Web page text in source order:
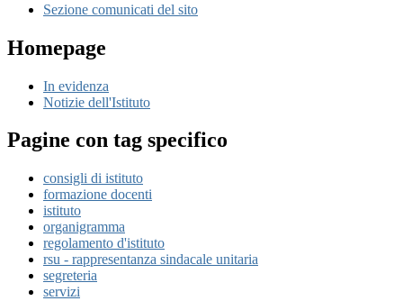
Sezione comunicati del sito
Homepage
In evidenza
Notizie dell'Istituto
Pagine con tag specifico
consigli di istituto
formazione docenti
istituto
organigramma
regolamento d'istituto
rsu - rappresentanza sindacale unitaria
segreteria
servizi